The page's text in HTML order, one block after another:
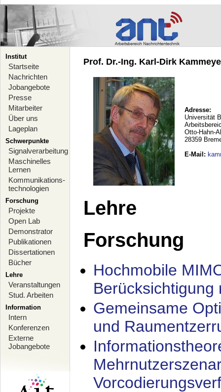
Institut
Startseite
Nachrichten
Jobangebote
Presse
Mitarbeiter
Über uns
Lageplan
Schwerpunkte
Signalverarbeitung
Maschinelles
Lernen
Kommunikations-
technologien
Forschung
Projekte
Open Lab
Demonstrator
Publikationen
Dissertationen
Bücher
Lehre
Veranstaltungen
Stud. Arbeiten
Information
Intern
Konferenzen
Externe
Jobangebote
Prof. Dr.-Ing. Karl-Dirk
Adresse:
Universität
Otto-Hahn-
28359
E-Mail :
Lehre
Forschung
Hochmobile
Berücksichtigung
Gemeinsame
und